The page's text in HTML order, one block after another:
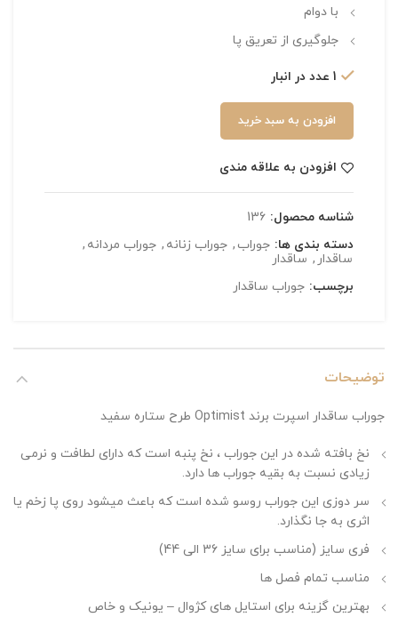
با دوام
جلوگیری از تعریق پا
1 عدد در انبار
افزودن به سبد خرید
افزودن به علاقه مندی
شناسه محصول: 136
دسته بندی ها: جوراب , جوراب زنانه , جوراب مردانه ,
ساقدار , ساقدار
برچسب: جوراب ساقدار
توضیحات
جوراب ساقدار اسپرت برند Optimist طرح ستاره سفید
نخ بافته شده در این جوراب ، نخ پنبه است که دارای لطافت و نرمی
زیادی نسبت به بقیه جوراب ها دارد.
سر دوزی این جوراب روسو شده است که باعث میشود روی پا زخم یا
اثری به جا نگذارد.
فری سایز (مناسب برای سایز 36 الی 44)
مناسب تمام فصل ها
بهترین گزینه برای استایل های کژوال – یونیک و خاص